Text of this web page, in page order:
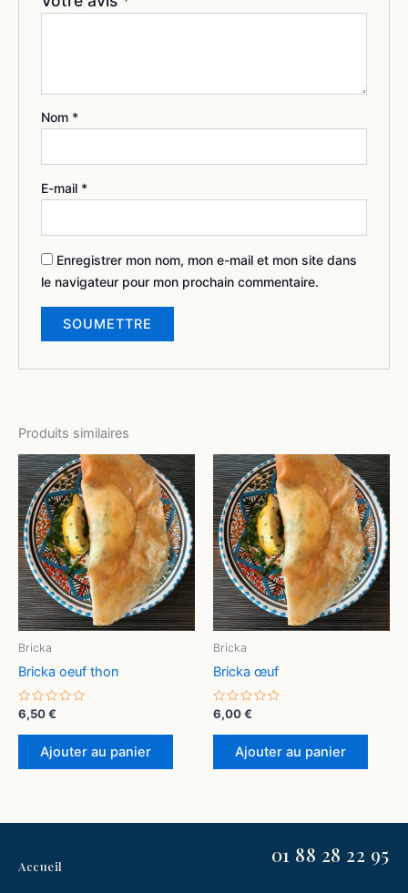
Nom *
E-mail *
Enregistrer mon nom, mon e-mail et mon site dans
le navigateur pour mon prochain commentaire.
Produits similaires
Bricka
Bricka oeuf thon
Note
sur
6,50€
Ajouter au panier
Bricka
Bricka œuf
Note
sur
6,00€
Ajouter au panier
Accueil 01 88 28 22 95